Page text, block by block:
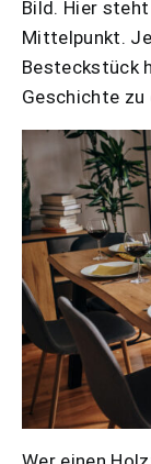
Bild. Hier
Mittelpunkt.
Besteckstück
Geschichte zu